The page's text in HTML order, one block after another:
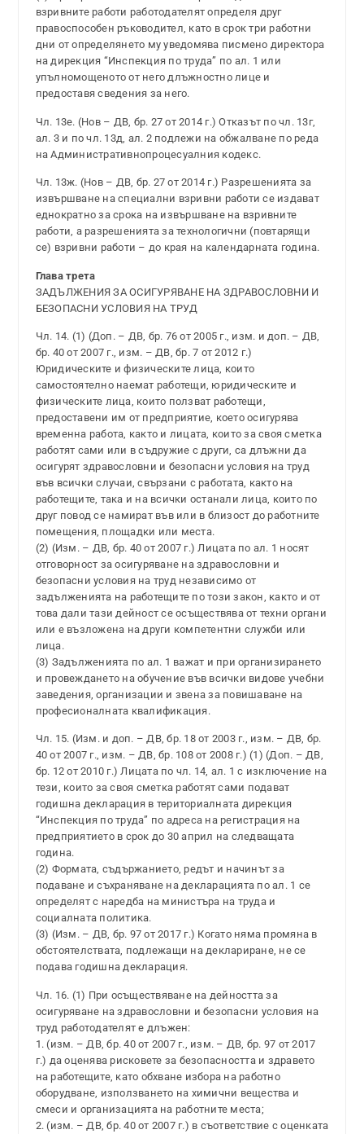
взривните работи работодателят определя друг
правоспособен ръководител, като в срок три работни
дни от определянето му уведомява писмено директора
на дирекция “Инспекция по труда” по ал. 1 или
упълномощеното от него длъжностно лице и
предоставя сведения за него.
Чл. 13е. (Нов – ДВ, бр. 27 от 2014 г.) Отказът по чл. 13г,
ал. 3 и по чл. 13д, ал. 2 подлежи на обжалване по реда
на Административнопроцесуалния кодекс.
Чл. 13ж. (Нов – ДВ, бр. 27 от 2014 г.) Разрешенията за
извършване на специални взривни работи се издават
еднократно за срока на извършване на взривните
работи, а разрешенията за технологични (повтарящи
се) взривни работи – до края на календарната година.
Глава трета
ЗАДЪЛЖЕНИЯ ЗА ОСИГУРЯВАНЕ НА ЗДРАВОСЛОВНИ И
БЕЗОПАСНИ УСЛОВИЯ НА ТРУД
Чл. 14. (1) (Доп. – ДВ, бр. 76 от 2005 г., изм. и доп. – ДВ,
бр. 40 от 2007 г., изм. – ДВ, бр. 7 от 2012 г.)
Юридическите и физическите лица, които
самостоятелно наемат работещи, юридическите и
физическите лица, които ползват работещи,
предоставени им от предприятие, което осигурява
временна работа, както и лицата, които за своя сметка
работят сами или в съдружие с други, са длъжни да
осигурят здравословни и безопасни условия на труд
във всички случаи, свързани с работата, както на
работещите, така и на всички останали лица, които по
друг повод се намират във или в близост до работните
помещения, площадки или места.
(2) (Изм. – ДВ, бр. 40 от 2007 г.) Лицата по ал. 1 носят
отговорност за осигуряване на здравословни и
безопасни условия на труд независимо от
задълженията на работещите по този закон, както и от
това дали тази дейност се осъществява от техни органи
или е възложена на други компетентни служби или
лица.
(3) Задълженията по ал. 1 важат и при организирането
и провеждането на обучение във всички видове учебни
заведения, организации и звена за повишаване на
професионалната квалификация.
Чл. 15. (Изм. и доп. – ДВ, бр. 18 от 2003 г., изм. – ДВ, бр.
40 от 2007 г., изм. – ДВ, бр. 108 от 2008 г.) (1) (Доп. – ДВ,
бр. 12 от 2010 г.) Лицата по чл. 14, ал. 1 с изключение на
тези, които за своя сметка работят сами подават
годишна декларация в териториалната дирекция
“Инспекция по труда” по адреса на регистрация на
предприятието в срок до 30 април на следващата
година.
(2) Формата, съдържанието, редът и начинът за
подаване и съхраняване на декларацията по ал. 1 се
определят с наредба на министъра на труда и
социалната политика.
(3) (Изм. – ДВ, бр. 97 от 2017 г.) Когато няма промяна в
обстоятелствата, подлежащи на деклариране, не се
подава годишна декларация.
Чл. 16. (1) При осъществяване на дейността за
осигуряване на здравословни и безопасни условия на
труд работодателят е длъжен:
1. (изм. – ДВ, бр. 40 от 2007 г., изм. – ДВ, бр. 97 от 2017
г.) да оценява рисковете за безопасността и здравето
на работещите, като обхване избора на работно
оборудване, използването на химични вещества и
смеси и организацията на работните места;
2. (изм. – ДВ, бр. 40 от 2007 г.) в съответствие с оценката